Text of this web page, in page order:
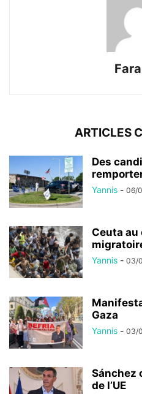
ARTICLES
Des
Yannis - 06/
Ceuta
Yannis - 03/
Gaza
Yannis - 03/
Sánchez
de l’UE